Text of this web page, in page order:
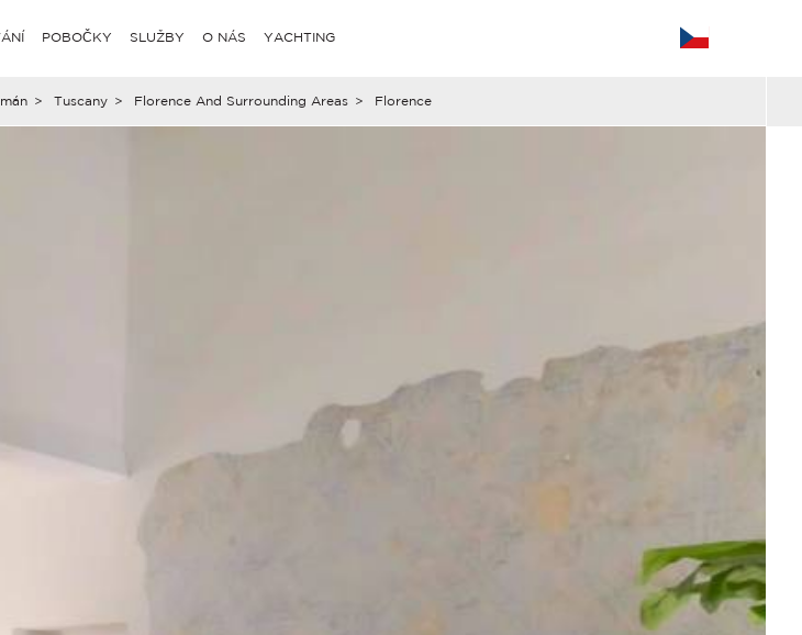
POBOČKY SLUŽBY O NÁS YACHTING
> Tuscany > Florence And Surrounding Areas > Florence